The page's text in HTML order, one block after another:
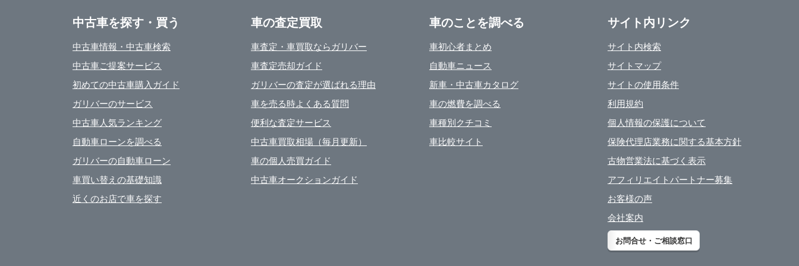
中古車を探す・買う
中古車情報・中古車検索
中古車ご提案サービス
初めての中古車購入ガイド
ガリバーのサービス
中古車人気ランキング
自動車ローンを調べる
ガリバーの自動車ローン
車買い替えの基礎知識
近くのお店で車を探す
車の査定買取
車査定・車買取ならガリバー
車査定売却ガイド
ガリバーの査定が選ばれる理由
車を売る時よくある質問
便利な査定サービス
中古車買取相場（毎月更新）
車の個人売買ガイド
中古車オークションガイド
車のことを調べる
車初心者まとめ
自動車ニュース
新車・中古車カタログ
車の燃費を調べる
車種別クチコミ
車比較サイト
サイト内リンク
サイト内検索
サイトマップ
サイトの使用条件
利用規約
個人情報の保護について
保険代理店業務に関する基本方針
古物営業法に基づく表示
アフィリエイトパートナー募集
お客様の声
会社案内
お問合せ・ご相談窓口